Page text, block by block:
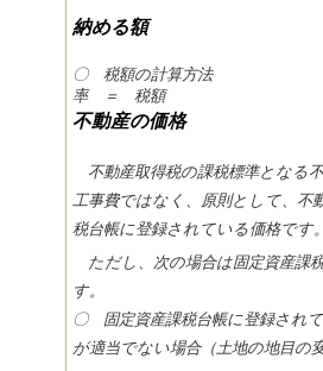
納める額
〇 税額の計算方法 〔不
率 ＝ 税額
不動産の価格
不動産取得税の課税標準となる
工事費ではなく、原則として、不
税台帳に登録されている価格です。
ただし、次の場合は固定資産課
す。
〇 固定資産課税台帳に登録され
が適当でない場合（土地の地目の